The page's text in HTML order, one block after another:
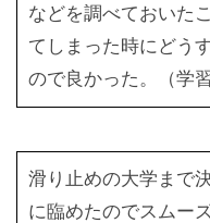
などを調べておいた
てしまった時にどう
ので良かった。（学
滑り止めの大学まで
に臨めたのでスムー